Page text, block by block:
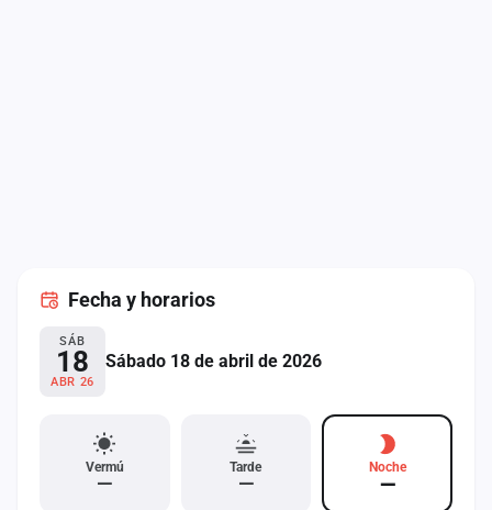
Fecha y horarios
SÁB
18
ABR 26
Sábado 18 de abril de 2026
Vermú
—
Tarde
—
Noche
—
Administración
Contacto